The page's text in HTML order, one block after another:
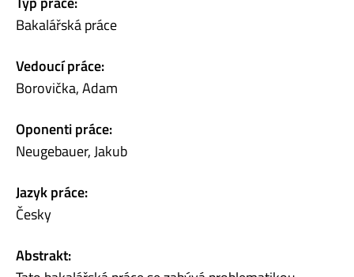
Bakalářská práce
Vedoucí práce:
Borovička, Adam
Oponenti práce:
Neugebauer, Jakub
Jazyk práce:
Česky
Abstrakt: